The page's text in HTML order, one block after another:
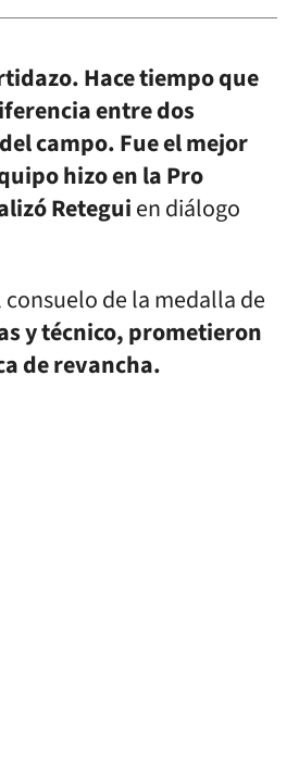
Hace tiempo que
entre dos
campo. Fue el mejor
hizo en la Pro
Reteguien diálogo
de la medalla de
y técnico, prometieron
de revancha.